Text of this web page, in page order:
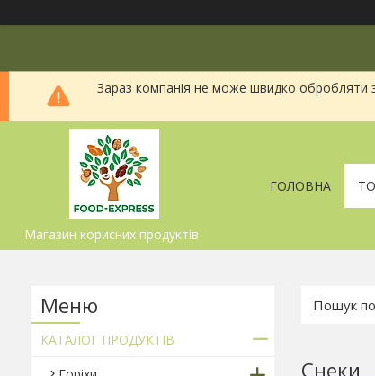
Зараз компанія не може швидко обробляти
Магазин корисних продуктів
ГОЛОВНА
Снеки
КАТАЛОГ ПРОДУКТІВ